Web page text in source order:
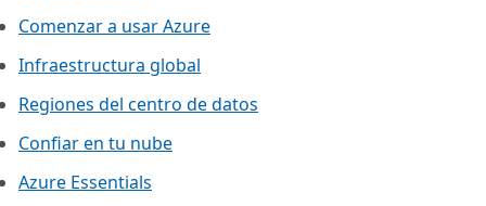
Comenzar a usar Azure
Infraestructura global
Regiones del centro de datos
Confiar en tu nube
Azure Essentials